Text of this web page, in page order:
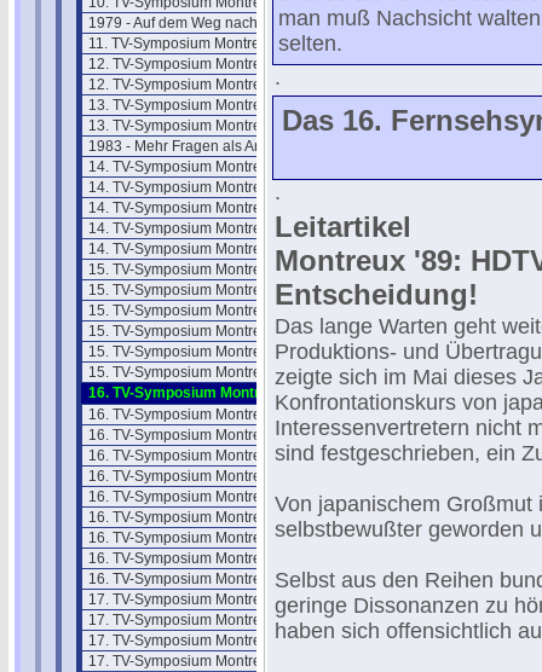
1979 - Auf dem Weg nach Montreux
11. TV-Symposium Montreux 1979
12. TV-Symposium Montreux 81/1
12. TV-Symposium Montreux 81/2
13. TV-Symposium Montreux 83/1
13. TV-Symposium Montreux 83/2
1983 - Mehr Fragen als Antworten
14. TV-Symposium Montreux 1985
14. TV-Symposium Montreux 85/1
14. TV-Symposium Montreux 85/2
14. TV-Symposium Montreux 85/3
14. TV-Symposium Montreux 85/4
15. TV-Symposium Montreux 1987
15. TV-Symposium Montreux 87/1
15. TV-Symposium Montreux 87/2
15. TV-Symposium Montreux 87/3
15. TV-Symposium Montreux 87/4
15. TV-Symposium Montreux 87/5
16. TV-Symposium Montreux 1989
16. TV-Symposium Montreux 89/2
16. TV-Symposium Montreux 89/3
16. TV-Symposium Montreux 89/4
16. TV-Symposium Montreux 89/5
16. TV-Symposium Montreux 89/6
16. TV-Symposium Montreux 89/7
16. TV-Symposium Montreux 89/8
16. TV-Symposium Montreux 89/9
16. TV-Symposium Montreux 89/10
17. TV-Symposium Montreux 1991
17. TV-Symposium Montreux 91/2
17. TV-Symposium Montreux 91/3
17. TV-Symposium Montreux 91/4
man muß Nachsicht
selten.
.
Das 16.
.
Leitartikel
Montreux '89:
Entscheidung!
Das lange Warten geht
Produktions- und
zeigte sich im Mai dieses
Konfrontationskurs von
Interessenvertretern nicht
sind festgeschrieben, ein
Von japanischem
selbstbewußter geworden
Selbst aus den Reihen
geringe Dissonanzen zu
haben sich offensichtlich